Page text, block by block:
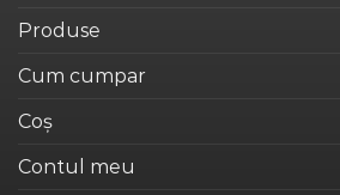
Produse
Cum cumpar
Coș
Contul meu